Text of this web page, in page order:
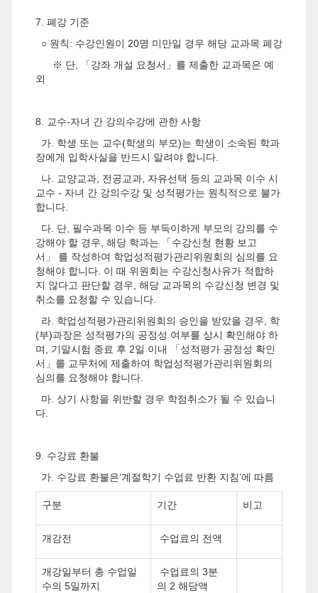
7. 폐강 기준
○ 원칙: 수강인원이 20명 미만일 경우 해당 교과목 폐강
※ 단, 「강좌 개설 요청서」를 제출한 교과목은 예
외
8. 교수-자녀 간 강의수강에 관한 사항
가 학생 또는 교수(학생의 부모)는 학생이 소속된 학과
장에게 입학사실을 반드시 알려야 합니다.
나 . 교양교과, 전공교과, 자유선택 등의 교과목 이수 시
교수 - 자녀 간 강의수강 및 성적평가는 원칙적으로 불가
합니다.
다 . 단, 필수과목 이수 등 부득이하게 부모의 강의를 수
강해야 할 경우, 해당 학과는 「수강신청 현황 보고
서」 를 작성하여 학업성적평가관리위원회의 심의를 요
청해야 합니다. 이 때 위원회는 수강신청사유가 적합하
지 않다고 판단할 경우, 해당 교과목의 수강신청 변경 및
취소를 요청할 수 있습니다.
라 . 학업성적평가관리위원회의 승인을 받았을 경우, 학
(부)과장은 성적평가의 공정성 여부를 상시 확인해야 하
며, 기말시험 종료 후 2일 이내 「성적평가 공정성 확인
서」를 교무처에 제출하여 학업성적평가관리위원회의
심의를 요청해야 합니다.
마 상기 사항을 위반할 경우 학점취소가 될 수 있습니
다
9. 수강료 환불
가 수강료 환불은‘계절학기 수업료 반환 지침’에 따름
구분 기간 비고
개강전 수업료의 전액
개강일부터 총 수업일
수의 5일까지
수업료의 3분
의 2 해당액